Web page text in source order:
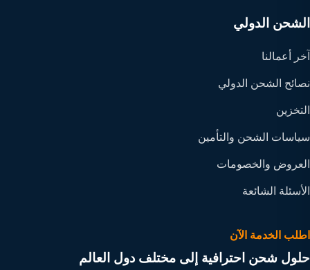
الشحن الدولي
آخر أعمالنا
نصائح الشحن الدولي
التخزين
سياسات الشحن والتأمين
العروض والخصومات
الأسئلة الشائعة
اطلب الخدمة الآن
حلول شحن احترافية إلى مختلف دول العالم